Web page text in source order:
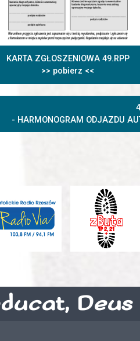
KARTA ZGŁOSZENIOWA 49.RPP
>> pobierz <<
- HARMONOGRAM ODJAZDU